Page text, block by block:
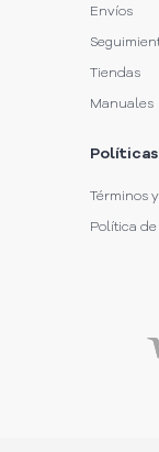
Envíos
Tiendas
Manuales
Políticas
Términos
Política